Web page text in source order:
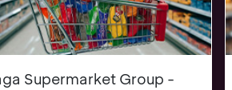
Supermarket Group -